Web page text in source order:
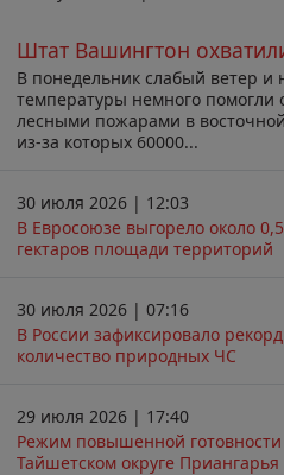
Штат Вашингтон
В понедельник слабый ветер
температуры немного помогли
лесными пожарами в
из-за которых 60000...
30 июля 2026 | 12:03
В Евросоюзе выгорело около
гектаров площади территорий
30 июля 2026 | 07:16
В России зафиксировало
количество природных ЧС
29 июля 2026 | 17:40
Режим повышенной готовности
Тайшетском округе Приангарья